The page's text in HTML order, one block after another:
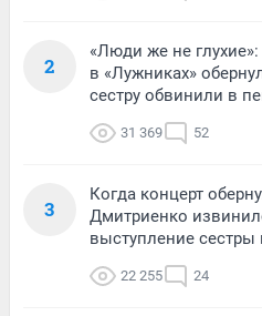
2
«Люди же не
в «Лужниках»
сестру обвинили в
31 369 52
3
Когда концерт
Дмитриенко
выступление сестры
22 255 24